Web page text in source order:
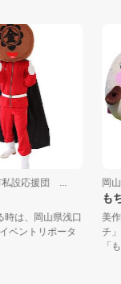
口市私設応援団 ...
カ
ある時は、岡山県浅口
＆イベントリポータ